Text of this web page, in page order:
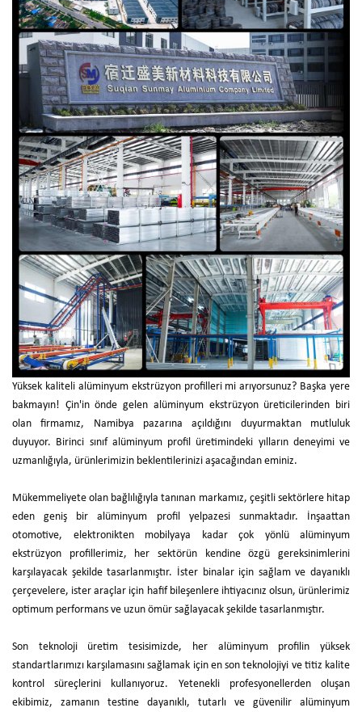
Yüksek kaliteli alüminyum ekstrüzyon profilleri mi arıyorsunuz? Başka yere
bakmayın! Çin'in önde gelen alüminyum ekstrüzyon üreticilerinden biri
olan firmamız, Namibya pazarına açıldığını duyurmaktan mutluluk
duyuyor. Birinci sınıf alüminyum profil üretimindeki yılların deneyimi ve
uzmanlığıyla, ürünlerimizin beklentilerinizi aşacağından eminiz.
Mükemmeliyete olan bağlılığıyla tanınan markamız, çeşitli sektörlere hitap
eden geniş bir alüminyum profil yelpazesi sunmaktadır. İnşaattan
otomotive, elektronikten mobilyaya kadar çok yönlü alüminyum
ekstrüzyon profillerimiz, her sektörün kendine özgü gereksinimlerini
karşılayacak şekilde tasarlanmıştır. İster binalar için sağlam ve dayanıklı
çerçevelere, ister araçlar için hafif bileşenlere ihtiyacınız olsun, ürünlerimiz
optimum performans ve uzun ömür sağlayacak şekilde tasarlanmıştır.
Son teknoloji üretim tesisimizde, her alüminyum profilin yüksek
standartlarımızı karşılamasını sağlamak için en son teknolojiyi ve titiz kalite
kontrol süreçlerini kullanıyoruz. Yetenekli profesyonellerden oluşan
ekibimiz, zamanın testine dayanıklı, tutarlı ve güvenilir alüminyum